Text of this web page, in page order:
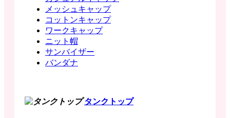
メッシュキャップ
コットンキャップ
ワークキャップ
ニット帽
サンバイザー
バンダナ
タンクトップ